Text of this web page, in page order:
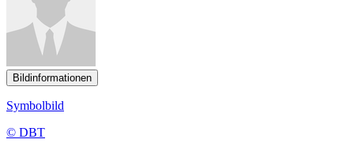
Bildinformationen
Symbolbild
© DBT